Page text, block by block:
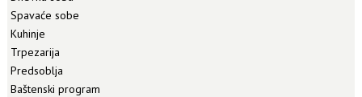
Spavaće sobe
Kuhinje
Trpezarija
Predsoblja
Baštenski program